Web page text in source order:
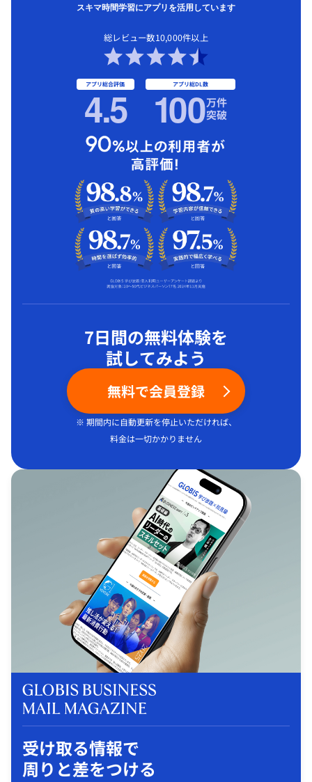
スキマ時間学習にアプリを活用しています
総レビュー数10,000件以上
アプリ総合評価
4.5 アプリ総DL数
100万件
突破
7日間の無料体験を
試してみよう
無料で会員登録
※ 期間内に自動更新を停止いただければ、
料金は一切かかりません
受け取る情報で
周りと差をつける